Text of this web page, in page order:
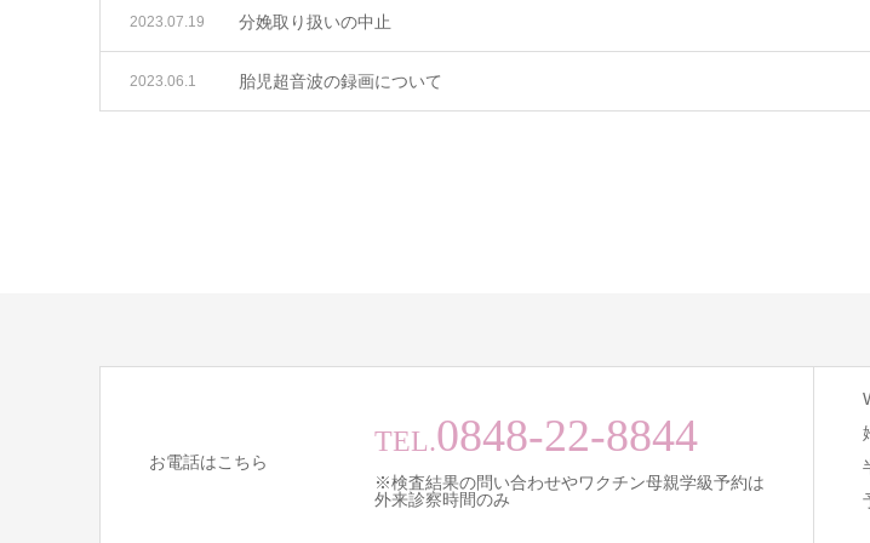
分娩取り扱いの中止
2023.07.19
胎児超音波の録画について
2023.06.1
お電話はこちら
TEL.0848-22-8844
※検査結果の問い合わせやワクチン母親学級予約は
外来診察時間のみ